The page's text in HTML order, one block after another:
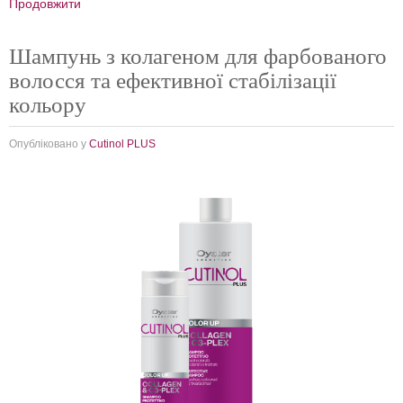
Продовжити
Шампунь з колагеном для фарбованого
волосся та ефективної стабілізації
кольору
Опубліковано у Cutinol PLUS